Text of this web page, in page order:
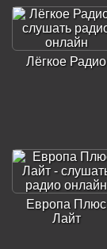
Лёгкое Радио
Европа Плюс
Лайт